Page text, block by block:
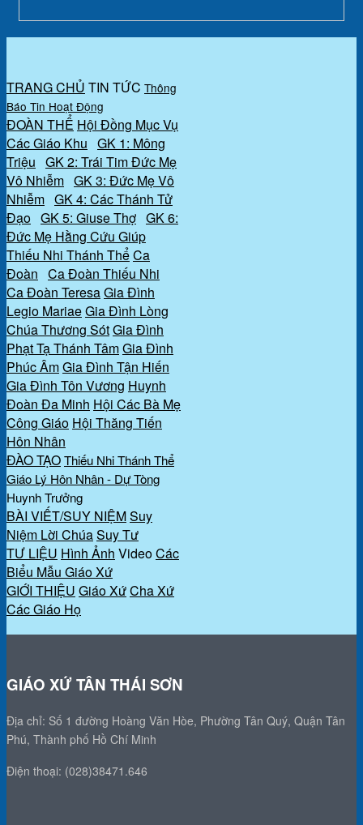
TRANG CHỦ TIN TỨC Thông
Báo Tin Hoạt Động
ĐOÀN THỂ Hội Đồng Mục Vụ
Các Giáo Khu GK 1: Mông
Triệu GK 2: Trái Tim Đức Mẹ
Vô Nhiễm GK 3: Đức Mẹ Vô
Nhiễm GK 4: Các Thánh Tử
Đạo GK 5: Giuse Thợ GK 6:
Đức Mẹ Hằng Cứu Giúp
Thiếu Nhi Thánh ThểCa
Đoàn Ca Đoàn Thiếu Nhi
Ca Đoàn TeresaGia Đình
Legio MariaeGia Đình Lòng
Chúa Thương SótGia Đình
Phạt Tạ Thánh TâmGia Đình
Phúc ÂmGia Đình Tận Hiến
Gia Đình Tôn Vương Huynh
Đoàn Đa Minh Hội Các Bà Mẹ
Công Giáo Hội Thăng Tiến
Hôn Nhân
ĐÀO TẠOThiếu Nhi Thánh Thể
Giáo Lý Hôn Nhân - Dự Tòng
Huynh Trưởng
BÀI VIẾT/SUY NIỆMSuy
Niệm Lời ChúaSuy Tư
TƯ LIỆU Hình Ảnh VideoCác
Biểu Mẫu Giáo Xứ
GIỚI THIỆU Giáo XứCha Xứ
Các Giáo Họ
GIÁO XỨ TÂN THÁI SƠN
Địa chỉ: Số 1 đường Hoàng Văn Hòe, Phường Tân Quý, Quận Tân
Phú, Thành phố Hồ Chí Minh
Điện thoại: (028)38471.646